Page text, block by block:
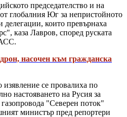
председателство и на
глобалния Юг за непристойното
делегации, които превърнаха
каза Лавров, според руската
насочен към гражданска
се провалиха по
настояването на Русия за
"Северен поток"
министър пред репортери